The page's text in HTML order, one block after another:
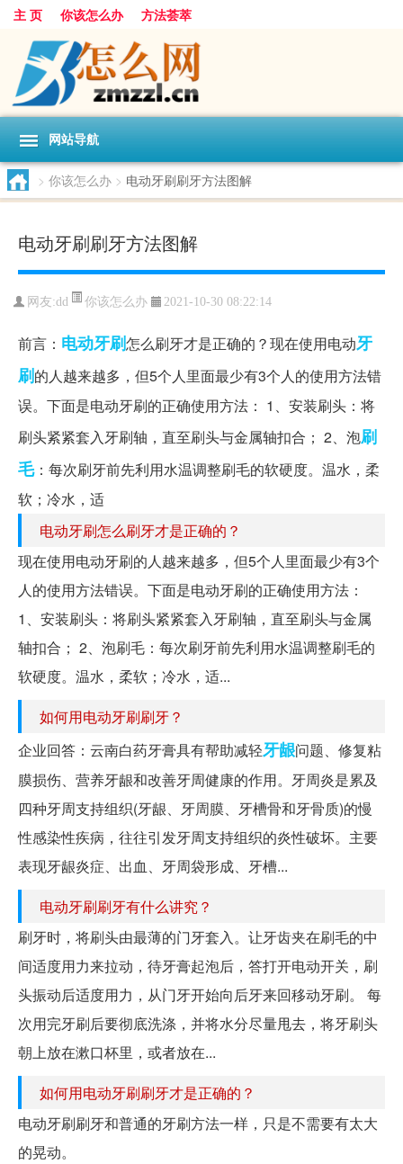
主 页 你该怎么办 方法荟萃
网站导航
> 你该怎么办 > 电动牙刷刷牙方法图解
电动牙刷刷牙方法图解
网友:dd 你该怎么办 2021-10-30 08:22:14
前言： 电动牙刷怎么刷牙才是正确的？现在使用电动牙
刷的人越来越多，但5个人里面最少有3个人的使用方法错
误。下面是电动牙刷的正确使用方法： 1、安装刷头：将
刷头紧紧套入牙刷轴，直至刷头与金属轴扣合； 2、泡刷
毛：每次刷牙前先利用水温调整刷毛的软硬度。温水，柔
软；冷水，适
电动牙刷怎么刷牙才是正确的？
现在使用电动牙刷的人越来越多，但5个人里面最少有3个
人的使用方法错误。下面是电动牙刷的正确使用方法：
1、安装刷头：将刷头紧紧套入牙刷轴，直至刷头与金属
轴扣合； 2、泡刷毛：每次刷牙前先利用水温调整刷毛的
软硬度。温水，柔软；冷水，适...
如何用电动牙刷刷牙？
企业回答：云南白药牙膏具有帮助减轻牙龈问题、修复粘
膜损伤、营养牙龈和改善牙周健康的作用。牙周炎是累及
四种牙周支持组织(牙龈、牙周膜、牙槽骨和牙骨质)的慢
性感染性疾病，往往引发牙周支持组织的炎性破坏。主要
表现牙龈炎症、出血、牙周袋形成、牙槽...
电动牙刷刷牙有什么讲究？
刷牙时，将刷头由最薄的门牙套入。让牙齿夹在刷毛的中
间适度用力来拉动，待牙膏起泡后，答打开电动开关，刷
头振动后适度用力，从门牙开始向后牙来回移动牙刷。 每
次用完牙刷后要彻底洗涤，并将水分尽量甩去，将牙刷头
朝上放在漱口杯里，或者放在...
如何用电动牙刷刷牙才是正确的？
电动牙刷刷牙和普通的牙刷方法一样，只是不需要有太大
的晃动。